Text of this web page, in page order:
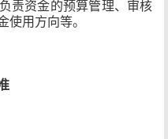
责资金的预算管理、审核
使用方向等。